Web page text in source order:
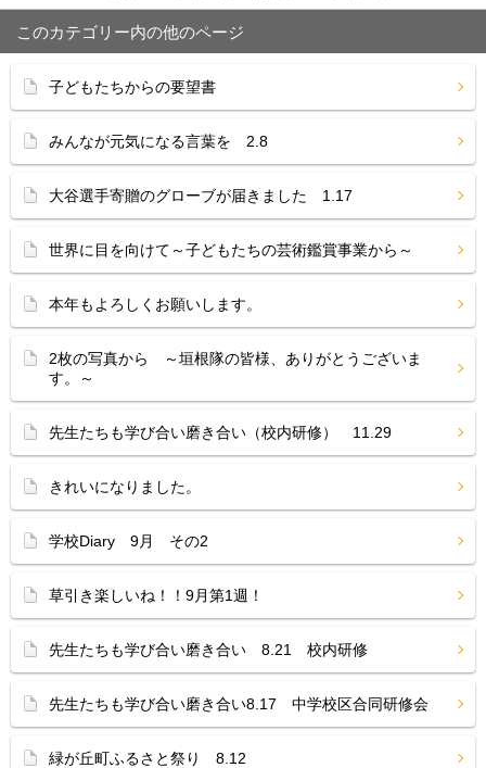
このカテゴリー内の他のページ
子どもたちからの要望書
みんなが元気になる言葉を 2.8
大谷選手寄贈のグローブが届きました 1.17
世界に目を向けて～子どもたちの芸術鑑賞事業から～
本年もよろしくお願いします。
2枚の写真から ～垣根隊の皆様、ありがとうございま
す。～
先生たちも学び合い磨き合い（校内研修） 11.29
きれいになりました。
学校Diary 9月 その2
草引き楽しいね！！9月第1週！
先生たちも学び合い磨き合い 8.21 校内研修
先生たちも学び合い磨き合い8.17 中学校区合同研修会
緑が丘町ふるさと祭り 8.12